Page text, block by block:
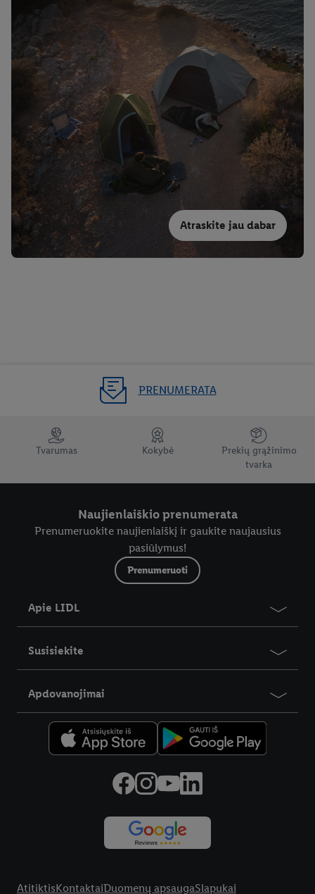
Atraskite jau dabar
PRENUMERATA
Tvarumas Kokybė
Prekių grąžinimo
tvarka
Naujienlaiškio prenumerata
Prenumeruokite naujienlaiškį ir gaukite naujausius
pasiūlymus!
Prenumeruoti
Apie LIDL
Susisiekite
Apdovanojimai
AtitiktisKontaktaiDuomenų apsaugaSlapukai